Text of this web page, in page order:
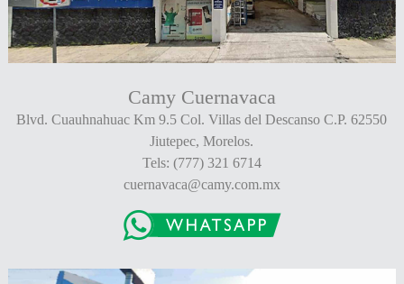
Camy Cuernavaca
Blvd. Cuauhnahuac Km 9.5 Col. Villas del Descanso C.P. 62550
Jiutepec, Morelos.
Tels: (777) 321 6714
cuernavaca@camy.com.mx